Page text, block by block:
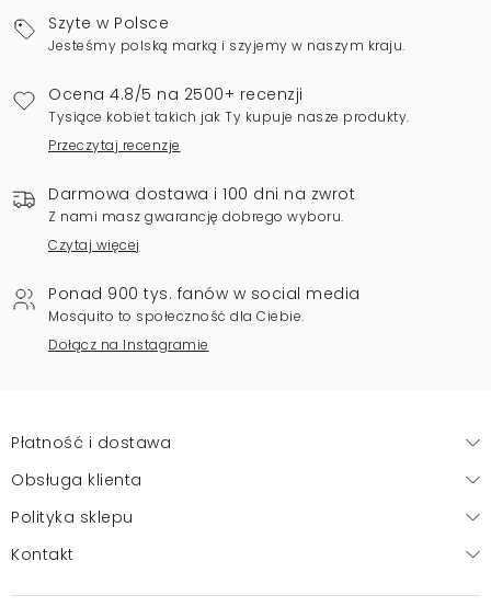
Szyte w Polsce
Jesteśmy polską marką i szyjemy w naszym kraju.
Ocena 4.8/5 na 2500+ recenzji
Tysiące kobiet takich jak Ty kupuje nasze produkty.
Przeczytaj recenzje
Darmowa dostawa i 100 dni na zwrot
Z nami masz gwarancję dobrego wyboru.
Czytaj więcej
Ponad 900 tys. fanów w social media
Mosquito to społeczność dla Ciebie.
Dołącz na Instagramie
Płatność i dostawa
Obsługa klienta
Polityka sklepu
Kontakt